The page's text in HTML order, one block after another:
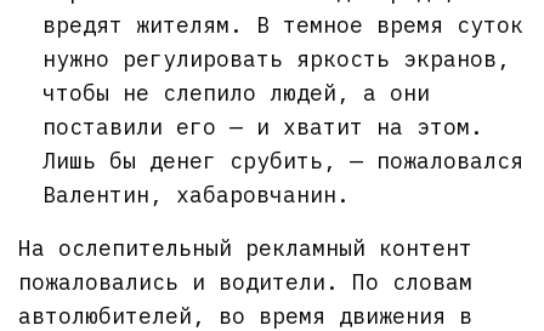
вредят жителям. В темное время суток
нужно регулировать яркость экранов,
чтобы не слепило людей, а они
поставили его — и хватит на этом.
Лишь бы денег срубить, — пожаловался
Валентин, хабаровчанин.
На ослепительный рекламный контент
пожаловались и водители. По словам
автолюбителей, во время движения в